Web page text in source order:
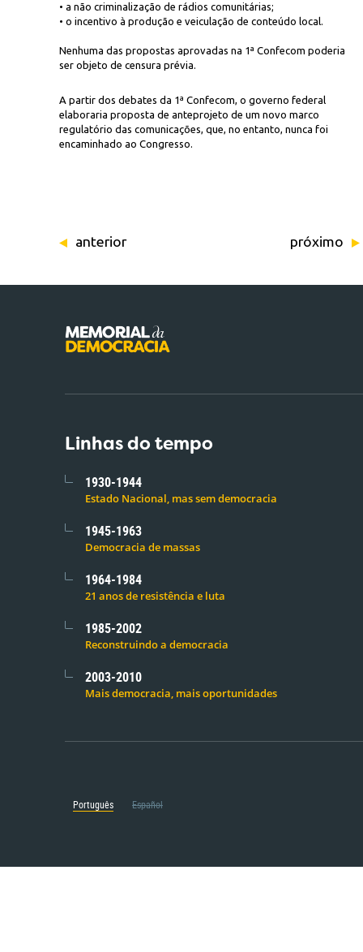
• a não criminalização de rádios comunitárias;
• o incentivo à produção e veiculação de conteúdo local.
Nenhuma das propostas aprovadas na 1ª Confecom poderia
ser objeto de censura prévia.
A partir dos debates da 1ª Confecom, o governo federal
elaboraria proposta de anteprojeto de um novo marco
regulatório das comunicações, que, no entanto, nunca foi
encaminhado ao Congresso.
anterior próximo
Linhas do tempo
1930-1944
Estado Nacional, mas sem democracia
1945-1963
Democracia de massas
1964-1984
21 anos de resistência e luta
1985-2002
Reconstruindo a democracia
2003-2010
Mais democracia, mais oportunidades
Português Español